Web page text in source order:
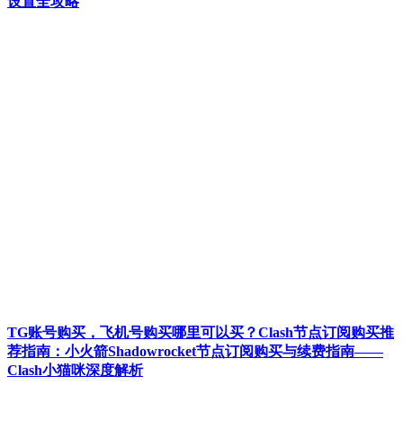
TG账号购买，飞机号购买哪里可以买？Clash节点订阅购买推
荐指南：小火箭Shadowrocket节点订阅购买与续费指南——
Clash小猫咪深度解析